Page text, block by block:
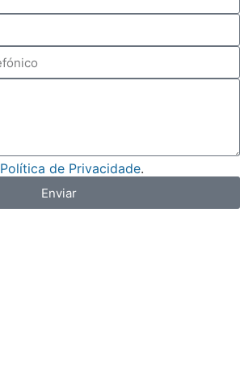
Política de Privacidade.
Enviar